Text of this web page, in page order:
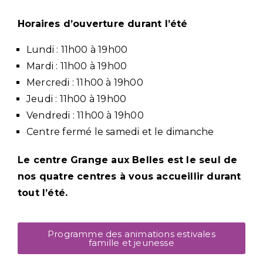
Horaires d’ouverture durant l’été
Lundi : 11h00 à 19h00
Mardi : 11h00 à 19h00
Mercredi : 11h00 à 19h00
Jeudi : 11h00 à 19h00
Vendredi : 11h00 à 19h00
Centre fermé le samedi et le dimanche
Le centre Grange aux Belles est le seul de
nos quatre centres à vous accueillir durant
tout l’été.
Programme des animations estivales
famille et jeunesse